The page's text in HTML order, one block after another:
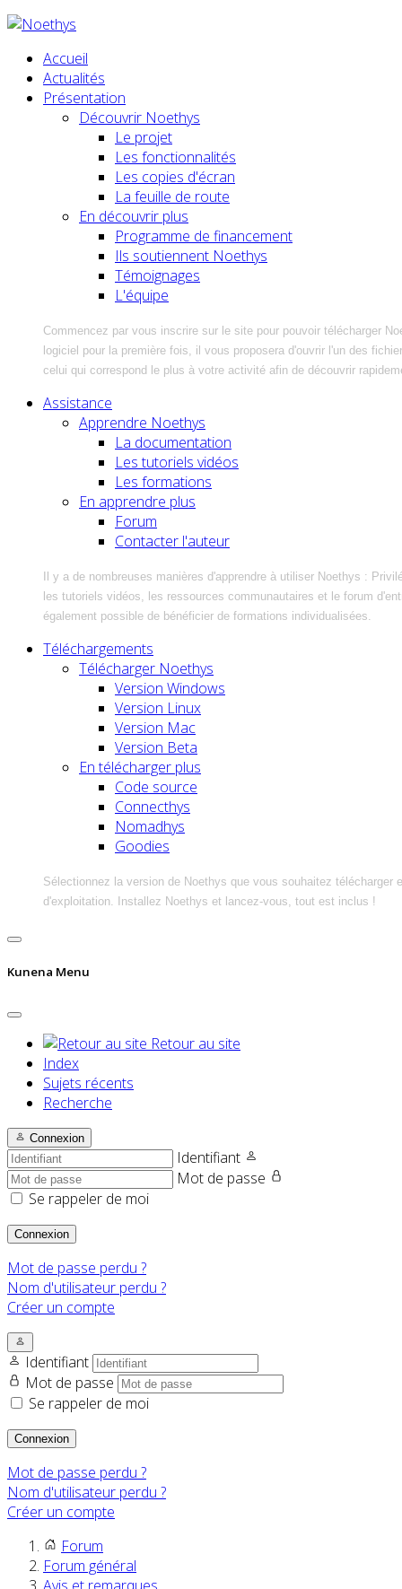
Accueil
Actualités
Présentation
Découvrir Noethys
Le projet
Les fonctionnalités
Les copies d'écran
La feuille de route
En découvrir plus
Programme de financement
Ils soutiennent Noethys
Témoignages
L'équipe
Commencez par vous inscrire sur le site pour pouvoir télécharger
logiciel pour la première fois, il vous proposera d'ouvrir l'un des
celui qui correspond le plus à votre activité afin de découvrir
Assistance
Apprendre Noethys
La documentation
Les tutoriels vidéos
Les formations
En apprendre plus
Forum
Contacter l'auteur
Il y a de nombreuses manières d'apprendre à utiliser Noethys :
les tutoriels vidéos, les ressources communautaires et le forum
également possible de bénéficier de formations individualisées.
Téléchargements
Télécharger Noethys
Version Windows
Version Linux
Version Mac
Version Beta
En télécharger plus
Code source
Connecthys
Nomadhys
Goodies
Sélectionnez la version de Noethys que vous souhaitez télécharger
d'exploitation. Installez Noethys et lancez-vous, tout est inclus !
Kunena Menu
Retour au site
Index
Sujets récents
Recherche
Connexion
Identifiant
Mot de passe
Se rappeler de moi
Connexion
Mot de passe perdu ?
Nom d'utilisateur perdu ?
Créer un compte
Identifiant
Mot de passe
Se rappeler de moi
Connexion
Mot de passe perdu ?
Nom d'utilisateur perdu ?
Créer un compte
Forum
Forum général